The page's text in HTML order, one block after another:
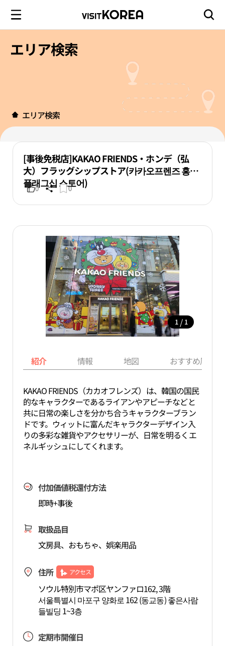
エリア検索
エリア検索
[事後免税店]KAKAO FRIENDS・ホンデ（弘
大）フラッグシップストア(카카오프렌즈 홍대
플래그십 스토어)
0 0
1 / 1
紹介 情報 地図 おすすめ周辺
KAKAO FRIENDS（カカオフレンズ）は、韓国の国民
的なキャラクターであるライアンやアピーチなどと
共に日常の楽しさを分かち合うキャラクターブラン
ドです。ウィットに富んだキャラクターデザイン入
りの多彩な雑貨やアクセサリーが、日常を明るくエ
ネルギッシュにしてくれます。
付加価値税還付方法
即時+事後
取扱品目
文房具、おもちゃ、娯楽用品
住所 アクセス
ソウル特別市マポ区ヤンファロ162, 3階
서울특별시 마포구 양화로 162 (동교동) 좋은사람
들빌딩 1~3층
定期市開催日